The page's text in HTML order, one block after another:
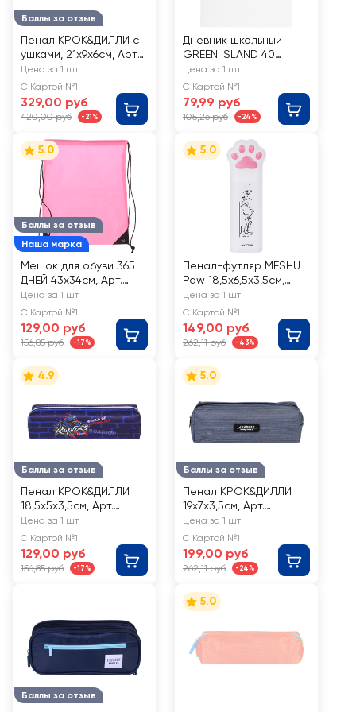
Баллы за отзыв
Пенал КРОК&ДИЛЛИ с
ушками, 21х9х6см, Арт.
COS02-YJ278241030
Цена за 1 шт
С Картой №1
329,00 руб
420,00 руб -21%
Дневник школьный
GREEN ISLAND 40
листов, белый, на
скрепке Арт. 7458
Цена за 1 шт
С Картой №1
79,99 руб
105,26 руб -24%
Баллы за отзыв
Наша марка
5.0
Мешок для обуви 365
ДНЕЙ 43x34см, Арт.
LTA081
Цена за 1 шт
С Картой №1
129,00 руб
156,85 руб -17%
5.0
Пенал-футляр MESHU
Paw 18,5x6,5x3,5см,
Арт. 362244
Цена за 1 шт
С Картой №1
149,00 руб
262,11 руб -43%
Баллы за отзыв
4.9
Пенал КРОК&ДИЛЛИ
18,5х5х3,5см, Арт.
JJ306301A
Цена за 1 шт
С Картой №1
129,00 руб
156,85 руб -17%
Баллы за отзыв
5.0
Пенал КРОК&ДИЛЛИ
19x7x3,5см, Арт.
MF521167
Цена за 1 шт
С Картой №1
199,00 руб
262,11 руб -24%
Баллы за отзыв
5.0